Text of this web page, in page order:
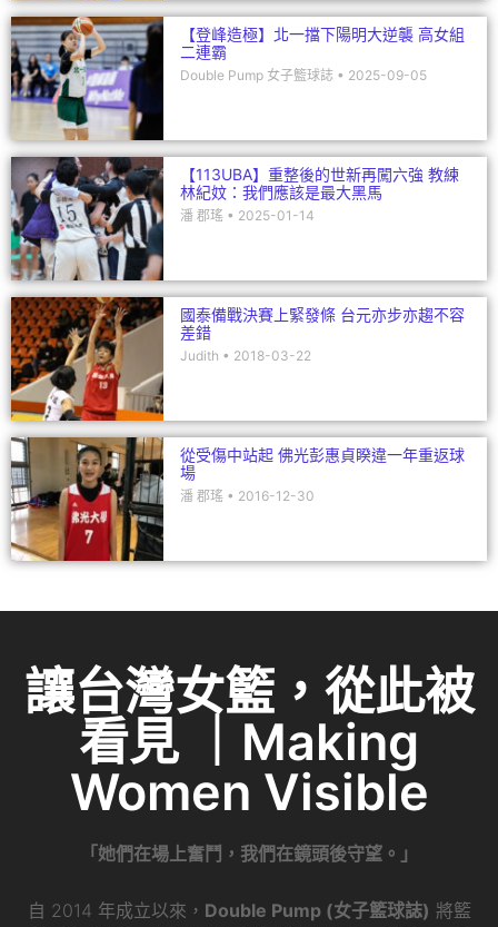
【登峰造極】北一擋下陽明大逆襲 高女組
二連霸
Double Pump 女子籃球誌 2025-09-05
【113UBA】重整後的世新再闖六強 教練
林紀妏：我們應該是最大黑馬
潘 郡瑤 2025-01-14
國泰備戰決賽上緊發條 台元亦步亦趨不容
差錯
Judith 2018-03-22
從受傷中站起 佛光彭惠貞睽違一年重返球
場
潘 郡瑤 2016-12-30
讓台灣女籃，從此被
看見 ｜Making
Women Visible
「她們在場上奮鬥，我們在鏡頭後守望。」
自 2014 年成立以來， Double Pump (女子籃球誌) 將籃